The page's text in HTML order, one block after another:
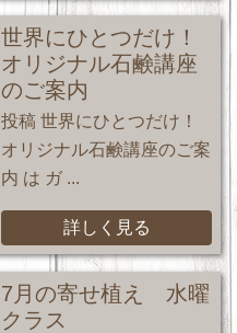
世界にひとつだけ！
オリジナル石鹸講座
のご案内
投稿 世界にひとつだけ！
オリジナル石鹸講座のご案
内 は ガ ...
詳しく見る
7月の寄せ植え 水曜
クラス